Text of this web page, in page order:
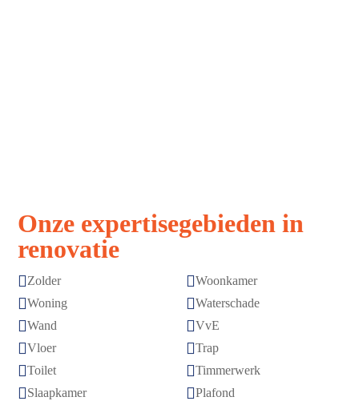
Onze expertisegebieden in
renovatie
Zolder Woonkamer
Woning Waterschade
Wand VvE
Vloer Trap
Toilet Timmerwerk
Slaapkamer Plafond